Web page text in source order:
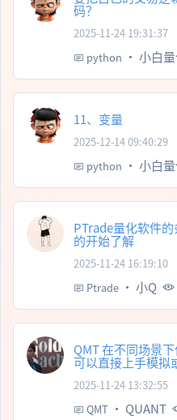
码？
2025-11-24 19:31:37
python · 小白
11、变量
2025-12-14 09:40:29
python · 小白
PTrade量化软件
的开始了解
2025-11-24 16:19:10
Ptrade · 小Q
QMT 在不同场景
可以直接上手模拟
2025-11-24 13:32:55
QMT · QUANT